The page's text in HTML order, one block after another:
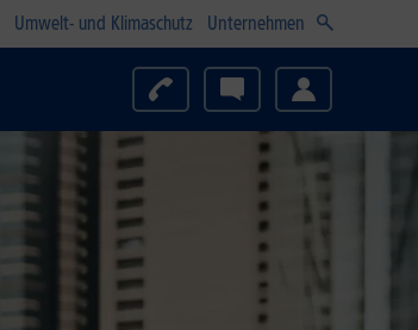
Umwelt- und Klimaschutz Unternehmen